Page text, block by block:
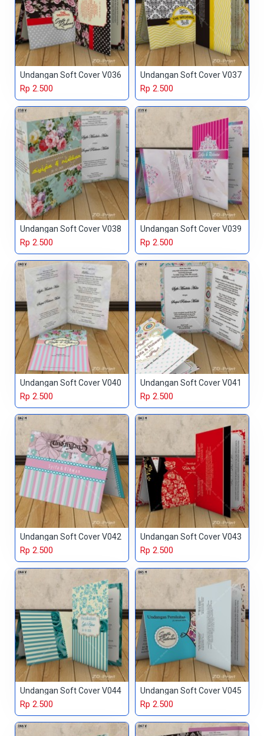
Undangan Soft Cover V036
Rp 2.500
Undangan Soft Cover V037
Rp 2.500
Undangan Soft Cover V038
Rp 2.500
Undangan Soft Cover V039
Rp 2.500
Undangan Soft Cover V040
Rp 2.500
Undangan Soft Cover V041
Rp 2.500
Undangan Soft Cover V042
Rp 2.500
Undangan Soft Cover V043
Rp 2.500
Undangan Soft Cover V044
Rp 2.500
Undangan Soft Cover V045
Rp 2.500